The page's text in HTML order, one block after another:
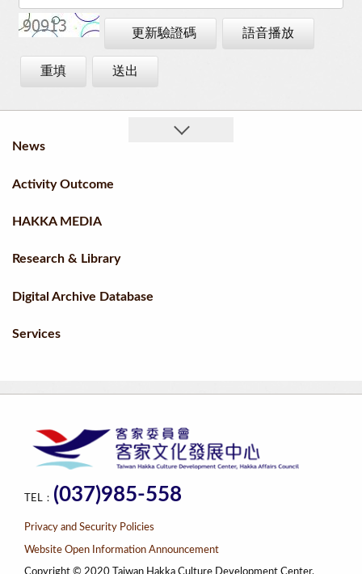
更新驗證碼 語音播放
重填 送出
News
Activity Outcome
HAKKA MEDIA
Research & Library
Digital Archive Database
Services
TEL： (037)985-558
Privacy and Security Policies
Website Open Information Announcement